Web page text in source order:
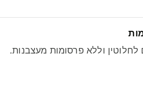
לחלוטין וללא פרסומות מעצבנות.